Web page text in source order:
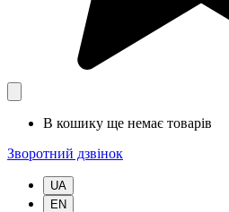
В кошику ще немає товарів
Зворотний дзвінок
UA
EN